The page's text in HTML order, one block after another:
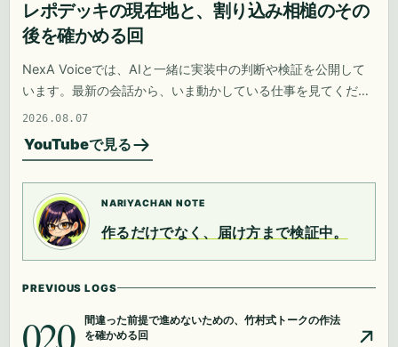
レポデッキの現在地と、割り込み相槌のその
後を確かめる回
NexA Voiceでは、AIと一緒に実装中の判断や検証を公開して
います。最新の会話から、いま動かしている仕事を見てくださ
い。
2026.08.07
YouTubeで見る
NARIYACHAN NOTE
作るだけでなく、届け方まで検証中。
PREVIOUS LOGS
020
間違った前提で進めないための、竹村式トークの作法
を確かめる回